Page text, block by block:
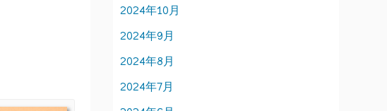
2024年10月
2024年9月
2024年8月
2024年7月